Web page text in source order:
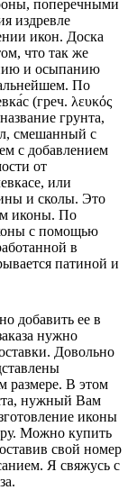
поперечными
издревле
икон. Доска
что так же
и осыпанию
По
(греч. λευκός
грунта,
смешанный с
с добавлением
от
или
и сколы. Это
иконы. По
с помощью
в
патиной и
добавить ее в
нужно
Довольно
размере. В этом
нужный Вам
иконы
Можно купить
свой номер
Я свяжусь с